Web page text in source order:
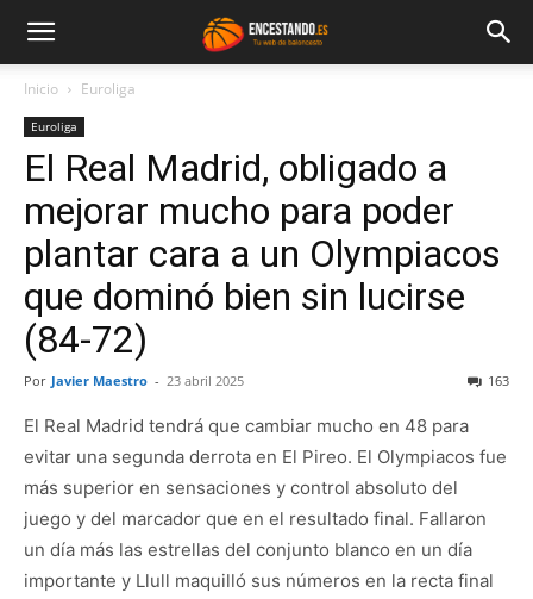
Inicio Euroliga
Euroliga
El Real Madrid, obligado a
mejorar mucho para poder
plantar cara a un Olympiacos
que dominó bien sin lucirse
(84-72)
Por Javier Maestro - 23 abril 2025 163
El Real Madrid tendrá que cambiar mucho en 48 para
evitar una segunda derrota en El Pireo. El Olympiacos fue
más superior en sensaciones y control absoluto del
juego y del marcador que en el resultado final. Fallaron
un día más las estrellas del conjunto blanco en un día
importante y Llull maquilló sus números en la recta final